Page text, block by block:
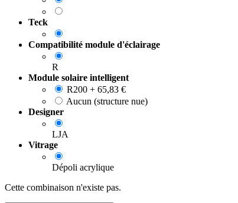
Teck
Compatibilité module d'éclairage
R
Module solaire intelligent
R200 + 65,83 €
Aucun (structure nue)
Designer
LJA
Vitrage
Dépoli acrylique
Cette combinaison n'existe pas.